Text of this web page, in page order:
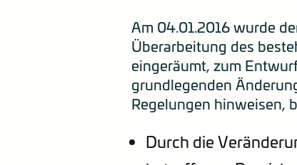
Am 04.01.2016 wurde
Überarbeitung des
eingeräumt, zum
grundlegenden
Regelungen hinweisen,
Durch die